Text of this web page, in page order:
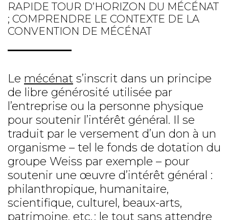
RAPIDE TOUR D’HORIZON DU MÉCÉNAT
; COMPRENDRE LE CONTEXTE DE LA
CONVENTION DE MÉCÉNAT
Le mécénat s’inscrit dans un principe
de libre générosité utilisée par
l’entreprise ou la personne physique
pour soutenir l’intérêt général. Il se
traduit par le versement d’un don à un
organisme – tel le fonds de dotation du
groupe Weiss par exemple – pour
soutenir une œuvre d’intérêt général :
philanthropique, humanitaire,
scientifique, culturel, beaux-arts,
patrimoine, etc. ; le tout sans attendre